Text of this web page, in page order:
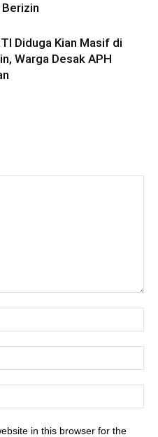
Berizin
Diduga Kian Masif di
Warga Desak APH
in this browser for the